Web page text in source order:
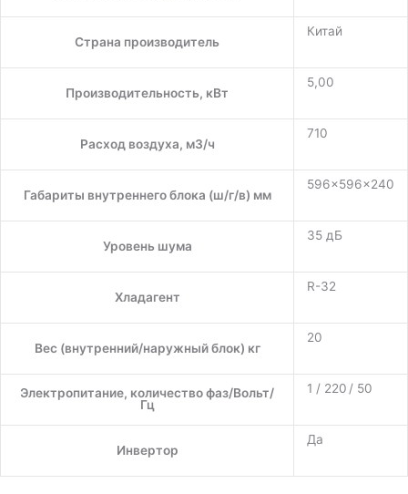
Страна производитель
Китай
Производительность, кВт
5,00
Расход воздуха, м3/ч
710
Габариты внутреннего блока (ш/г/в) мм
596×596×240
Уровень шума
35 дБ
Хладагент
R-32
Вес (внутренний/наружный блок) кг
20
Электропитание, количество фаз/Вольт/
Гц
1 / 220 / 50
Инвертор
Да